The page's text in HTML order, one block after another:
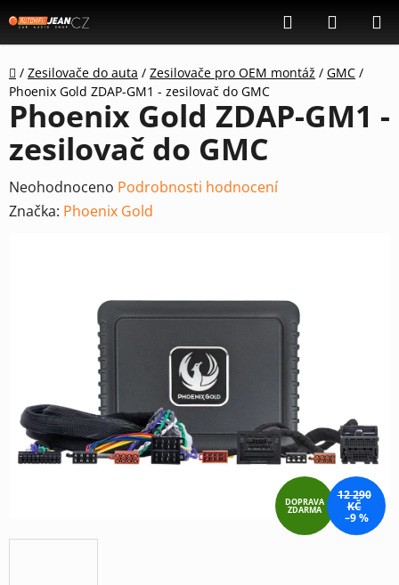
na
obsah
Hledat
KOŠÍK
Domů
/ Zesilovače do auta / Zesilovače pro OEM montáž / GMC /
Phoenix Gold ZDAP-GM1 - zesilovač do GMC
Phoenix Gold ZDAP-GM1 -
zesilovač do GMC
Průměrné
hodnocení
Neohodnoceno Podrobnosti hodnocení
Značka: Phoenix Gold
DOPRAVA
ZDARMA
12 290
KČ
–9 %